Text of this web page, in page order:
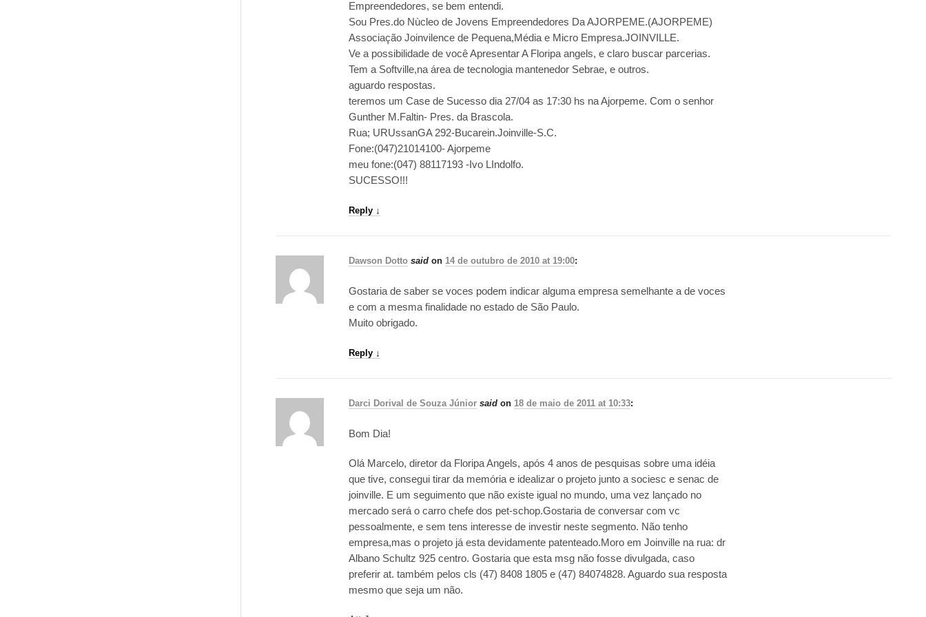
Empreendedores, se bem entendi.
Sou Pres.do Nùcleo de Jovens Empreendedores Da AJORPEME.(AJORPEME)
Associação Joinvilence de Pequena,Média e Micro Empresa.JOINVILLE.
Ve a possibilidade de você Apresentar A Floripa angels, e claro buscar parcerias.
Tem a Softville,na área de tecnologia mantenedor Sebrae, e outros.
aguardo respostas.
teremos um Case de Sucesso dia 27/04 as 17:30 hs na Ajorpeme. Com o senhor
Gunther M.Faltin- Pres. da Brascola.
Rua; URUssanGA 292-Bucarein.Joinville-S.C.
Fone:(047)21014100- Ajorpeme
meu fone:(047) 88117193 -Ivo LIndolfo.
SUCESSO!!!
Reply ↓
Dawson Dotto said on 14 de outubro de 2010 at 19:00:
Gostaria de saber se voces podem indicar alguma empresa semelhante a de voces
e com a mesma finalidade no estado de São Paulo.
Muito obrigado.
Reply ↓
Darci Dorival de Souza Júnior said on 18 de maio de 2011 at 10:33:
Bom Dia!
Olá Marcelo, diretor da Floripa Angels, após 4 anos de pesquisas sobre uma idéia
que tive, consegui tirar da memória e idealizar o projeto junto a sociesc e senac de
joinville. E um seguimento que não existe igual no mundo, uma vez lançado no
mercado será o carro chefe dos pet-schop.Gostaria de conversar com vc
pessoalmente, e sem tens interesse de investir neste segmento. Não tenho
empresa,mas o projeto já esta devidamente patenteado.Moro em Joinville na rua: dr
Albano Schultz 925 centro. Gostaria que esta msg não fosse divulgada, caso
preferir at. também pelos cls (47) 8408 1805 e (47) 84074828. Aguardo sua resposta
mesmo que seja um não.